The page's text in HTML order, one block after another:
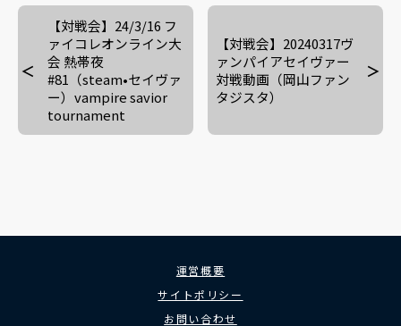
【対戦会】24/3/16 フ
ァイコレオンライン大
会 熱帯夜
#81（steam•セイヴァ
ー）vampire savior
tournament
【対戦会】20240317ヴ
ァンパイアセイヴァー
対戦動画（岡山ファン
タジスタ）
運営概要
サイトポリシー
お問い合わせ